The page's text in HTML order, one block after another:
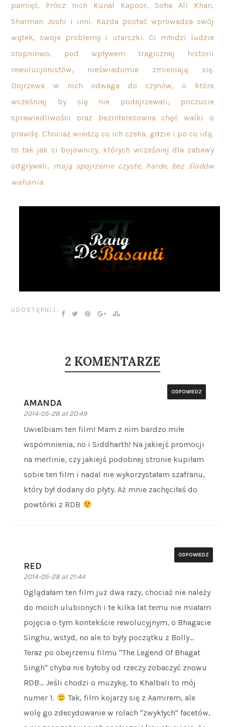
pamięć. Prócz nich Kunal Kapoor, Soha Ali Khan,
Sharman Joshi i inni. Każda postać wprowadza swój
wątek, swoje problemy i utarczki. Ci młodzi ludzie
stopniowo, pod wpływem tragicznej historii
rewolucjonistów, nieświadomie zmieniają się.
Dojrzewa w nich odwaga do czynów, o które
wcześniej by się nie podejrzewali, poczucie
sprawiedliwości oraz bezinteresowna chęć walki o
prawdę. Chociaż wiedzą co ich czeka, gdzie i po co idą,
to tak jak ci bojownicy, których wcześniej dla zabawy
odgrywali, mają spojrzenie czyste, harde, bez śladów
wahania.
UDOSTĘPNIJ:
2 KOMENTARZE
AMANDA
2014-05-28 at 20:49
ODPOWIEDZ
Uwielbiam ten film! Mam z nim bardzo miłe
wspomnienia, no i Siddharth! Na jakiejś promocji
na merlinie, czy jakiejś podobnej stronie kupiłam
sobie ten film i nadal nie wykorzystałam szafranu,
który był dodany do płyty. Aż mnie zachęciłaś do
powtórki z RDB
RED
2014-05-28 at 21:44
ODPOWIEDZ
Oglądałam ten film już dwa razy, chociaż nie należy
do moich ulubionych i te kilka lat temu nie miałam
pojęcia o tym kontekście rewolucyjnym, o Bhagacie
Singhu, wstyd, no ale to były początku z Bolly…
Teraz po obejrzeniu filmu "The Legend Of Bhagat
Singh" chyba nie byłoby od rzeczy zobaczyć znowu
RDB… Jeśli chodzi o muzykę, to Khalbali to mój
numer 1.
Tak, film kojarzy się z Aamirem, ale
wolę go zdecydowanie w rolach "zwykłych" facetów,